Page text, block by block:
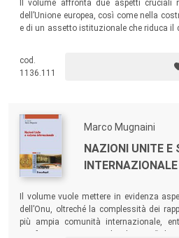
Il volume affronta due aspetti cruciali
dell’Unione europea, così come nella
e di un assetto istituzionale che riduca il
di essa: le riforme istituzionali e il
da singoli deputati rispetto alle
testo ricostruisce il dibattito
cod.
1136.111
Marco Mugnaini
NAZIONI UNITE E
INTERNAZIONALE
Il volume vuole mettere in evidenza
dell’Onu, oltreché la complessità dei
più ampia comunità internazionale,